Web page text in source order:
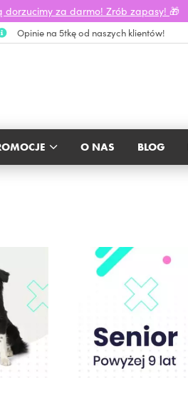
dorzucimy za darmo! Zrób zapasy! 🎁
Opinie na 5tkę od naszych klientów!
BLOG
O NAS